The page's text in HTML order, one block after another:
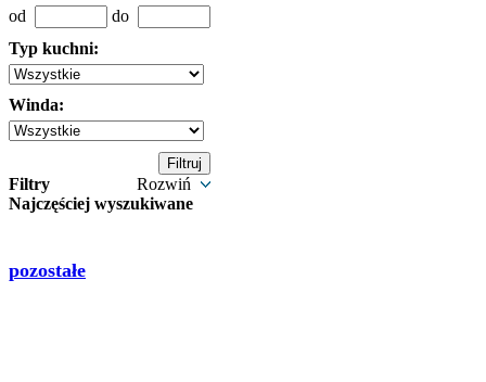
od
do
Typ kuchni:
Winda:
Filtry
Rozwiń
Najczęściej wyszukiwane
pozostałe